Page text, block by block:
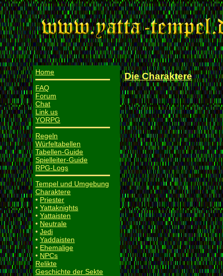
Home
FAQ
Forum
Chat
Link us
YORPG
Regeln
Würfeltabellen
Tabellen-Guide
Spielleiter-Guide
RPG-Logs
Tempel und Umgebung
Charaktere
• Priester
•Yattaknights
•Yattaisten
• Neutrale
•Jedi
•Yaddaisten
• Ehemalige
• NPCs
Relikte
Geschichte der Sekte
Die Charaktere